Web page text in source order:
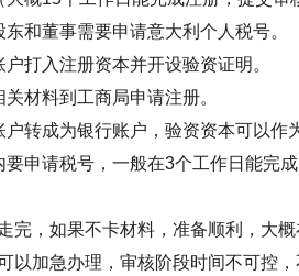
和董事需要申请意大利个人税号。
打入注册资本并开设验资证明。
材料到工商局申请注册。
转成为银行账户，验资资本可以作
申请税号，一般在3个工作日能完成
完，如果不卡材料，准备顺利，大
以加急办理，审核阶段时间不可控，